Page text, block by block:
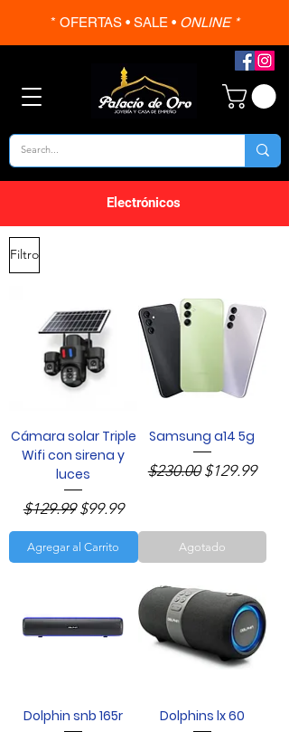
* OFERTAS • SALE •ONLINE *
Electrónicos
Filtro
Cámara solar Triple
Wifi con sirena y
luces
Precio
$129.99 Precio de oferta
$99.99
Agregar al Carrito
Samsung a14 5g
Precio
$230.00 Precio de
$129.99
Agotado
Dolphin snb 165r
Dolphins lx 60